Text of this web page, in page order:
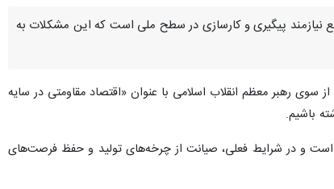
نیازمند پیگیری و کارسازی در سطح ملی است که این مشکلات به
به گزارش ایرنا، محمدرضا بابایی روز پنجشنبه در حاشیه بازدید از مجموعه یک شرکت تولیدی با اشاره به نام‌گذاری سال ۱۴۰۵ از سوی رهبر معظم انقلاب اسلامی با عنوان «اقتصاد مقاومتی در سایه
باشیم.
است و در شرایط فعلی، صیانت از چرخه‌های تولید و حفظ فرصت‌های